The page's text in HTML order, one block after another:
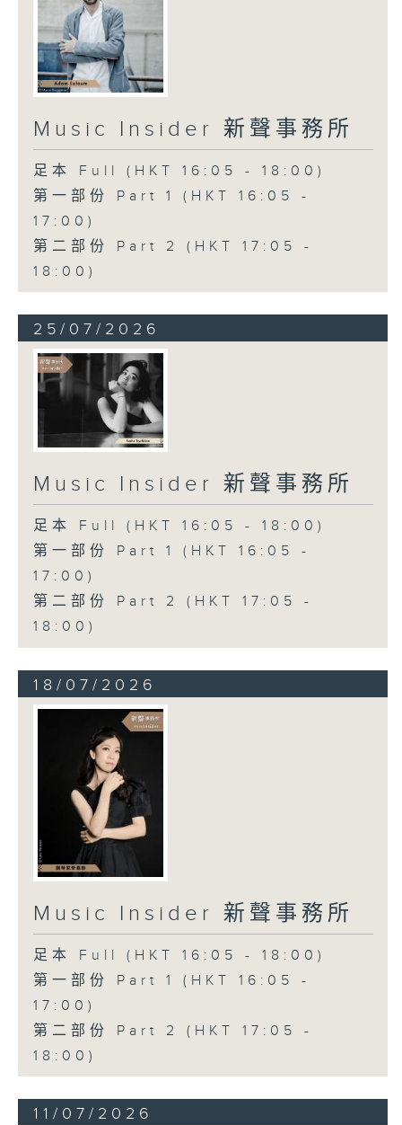
Music Insider 新聲事務所
足本 Full (HKT 16:05 - 18:00)
第一部份 Part 1 (HKT 16:05 -
17:00)
第二部份 Part 2 (HKT 17:05 -
18:00)
25/07/2026
Music Insider 新聲事務所
足本 Full (HKT 16:05 - 18:00)
第一部份 Part 1 (HKT 16:05 -
17:00)
第二部份 Part 2 (HKT 17:05 -
18:00)
18/07/2026
Music Insider 新聲事務所
足本 Full (HKT 16:05 - 18:00)
第一部份 Part 1 (HKT 16:05 -
17:00)
第二部份 Part 2 (HKT 17:05 -
18:00)
11/07/2026